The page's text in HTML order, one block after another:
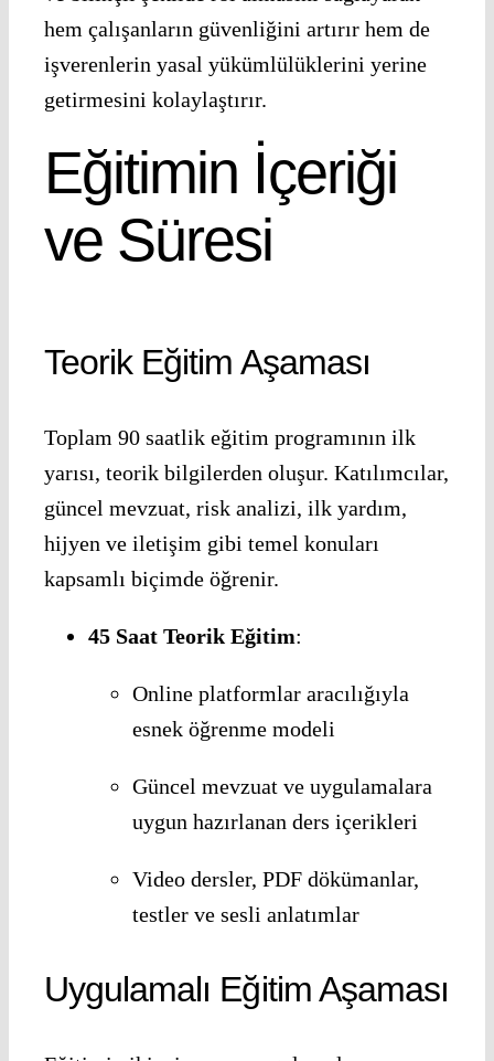
hem çalışanların güvenliğini artırır hem de
işverenlerin yasal yükümlülüklerini yerine
getirmesini kolaylaştırır.
Eğitimin İçeriği
ve Süresi
Teorik Eğitim Aşaması
Toplam 90 saatlik eğitim programının ilk
yarısı, teorik bilgilerden oluşur. Katılımcılar,
güncel mevzuat, risk analizi, ilk yardım,
hijyen ve iletişim gibi temel konuları
kapsamlı biçimde öğrenir.
45 Saat Teorik Eğitim:
Online platformlar aracılığıyla
esnek öğrenme modeli
Güncel mevzuat ve uygulamalara
uygun hazırlanan ders içerikleri
Video dersler, PDF dökümanlar,
testler ve sesli anlatımlar
Uygulamalı Eğitim Aşaması